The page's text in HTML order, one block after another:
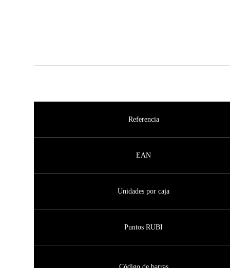
Referencia
EAN
Unidades por caja
Puntos RUBI